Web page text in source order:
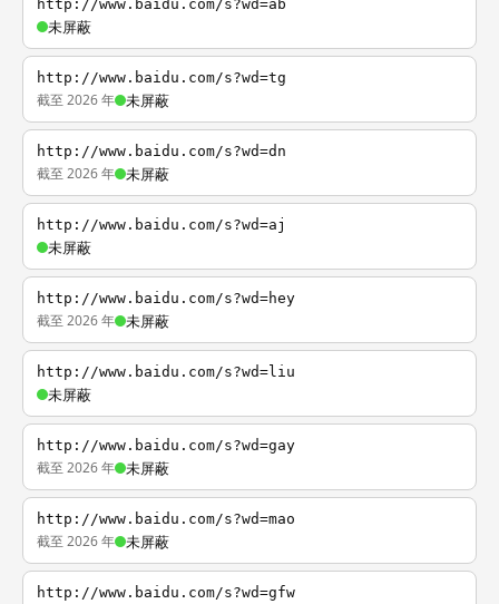
http://www.baidu.com/s?wd=ab
未屏蔽
http://www.baidu.com/s?wd=tg
截至 2026 年 未屏蔽
http://www.baidu.com/s?wd=dn
截至 2026 年 未屏蔽
http://www.baidu.com/s?wd=aj
未屏蔽
http://www.baidu.com/s?wd=hey
截至 2026 年 未屏蔽
http://www.baidu.com/s?wd=liu
未屏蔽
http://www.baidu.com/s?wd=gay
截至 2026 年 未屏蔽
http://www.baidu.com/s?wd=mao
截至 2026 年 未屏蔽
http://www.baidu.com/s?wd=gfw